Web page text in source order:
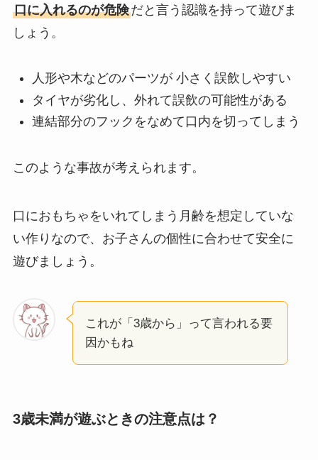
口に入れるのが危険だと言う認識を持って遊びま
しょう。
人形や木などのパーツが 小さく誤飲しやすい
タイヤが劣化し、外れて誤飲の可能性がある
連結部分のフックをなめて口内を切ってしまう
このような事故が考えられます。
口におもちゃをいれてしまう月齢を想定していな
い作りなので、お子さんの個性に合わせて安全に
遊びましょう。
これが「3歳から」って言われる要
因かもね
3歳未満が遊ぶときの注意点は？